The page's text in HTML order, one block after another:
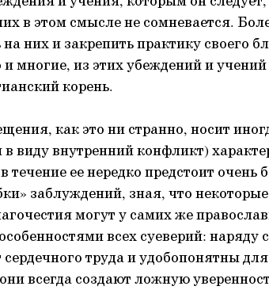
в этом смысле не сомневается.
них и закрепить практику своего
и многие, из этих убеждений и
корень.
как это ни странно, носит
виду внутренний конфликт)
ее нередко предстоит очень
заблуждений, зная, что
могут у самих же
всех суеверий: наряду
труда и удобопонятны
всегда создают ложную